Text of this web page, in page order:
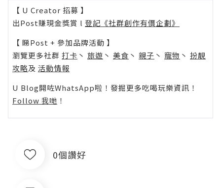
【 U Creator 招募 】
出Post賺現金獎賞 l 登記《社群創作有價企劃》
【 睇Post + 參加品牌活動 】
瀏覽更多社群 打卡 丶 旅遊 丶 美食 丶 親子 丶 寵物 丶 扮靚
攻略及 活動情報
U Blog開咗WhatsApp啦！發掘更多吃喝玩樂資訊！
Follow 我哋 ！
0個讚好